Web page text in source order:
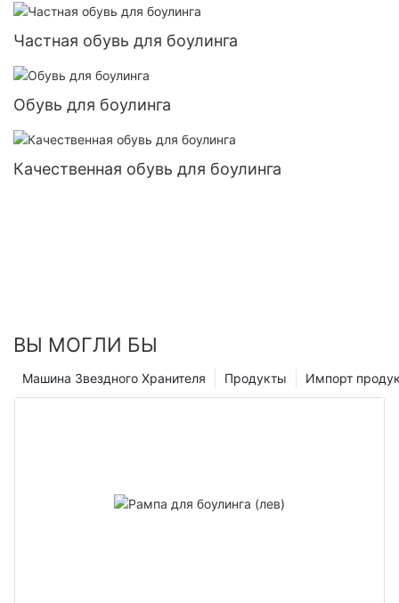
Частная обувь для боулинга
Обувь для боулинга
Качественная обувь для боулинга
ВЫ МОГЛИ БЫ
Импорт
Продукты
Машина Звездного Хранителя